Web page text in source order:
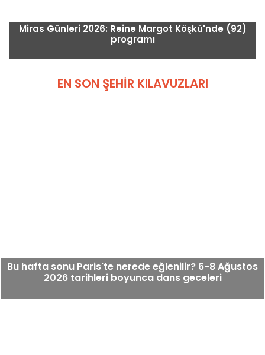
Miras Günleri 2026: Reine Margot Köşkü'nde (92)
programı
EN SON ŞEHIR KILAVUZLARI
Bu hafta sonu Paris'te nerede eğlenilir? 6-8 Ağustos
2026 tarihleri boyunca dans geceleri